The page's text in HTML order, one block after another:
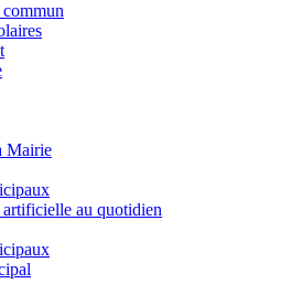
Mairie
au quotidien